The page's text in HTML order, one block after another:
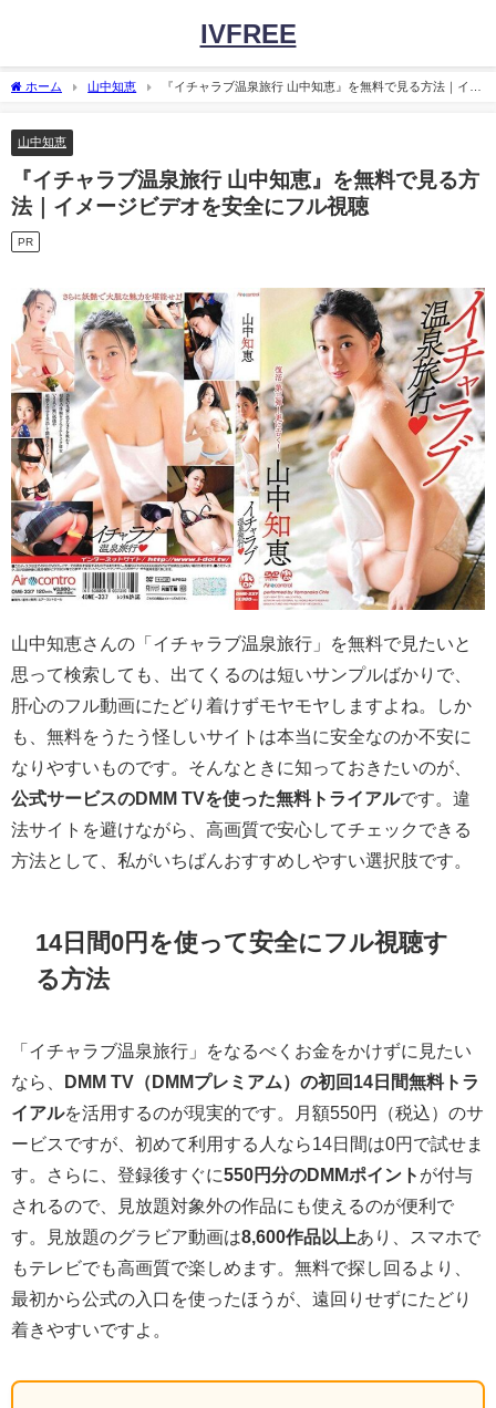
IVFREE
ホーム 山中知恵
『イチャラブ温泉旅行 山中知恵』を無料で見る方法｜イメ
山中知恵
『イチャラブ温泉旅行 山中知恵』を無料で見る方
法｜イメージビデオを安全にフル視聴
PR
山中知恵さんの「イチャラブ温泉旅行」を無料で見たいと
思って検索しても、出てくるのは短いサンプルばかりで、
肝心のフル動画にたどり着けずモヤモヤしますよね。しか
も、無料をうたう怪しいサイトは本当に安全なのか不安に
なりやすいものです。そんなときに知っておきたいのが、
公式サービスのDMM TVを使った無料トライアルです。違
法サイトを避けながら、高画質で安心してチェックできる
方法として、私がいちばんおすすめしやすい選択肢です。
14日間0円を使って安全にフル視聴す
る方法
「イチャラブ温泉旅行」をなるべくお金をかけずに見たい
なら、
DMM TV（DMMプレミアム）の初回14日間無料トラ
イアルを活用するのが現実的です。月額550円（税込）のサ
ービスですが、初めて利用する人なら14日間は0円で試せま
す。さらに、登録後すぐに550円分のDMMポイント が付与
されるので、見放題対象外の作品にも使えるのが便利で
す。見放題のグラビア動画は8,600作品以上あり、スマホで
もテレビでも高画質で楽しめます。無料で探し回るより、
最初から公式の入口を使ったほうが、遠回りせずにたどり
着きやすいですよ。